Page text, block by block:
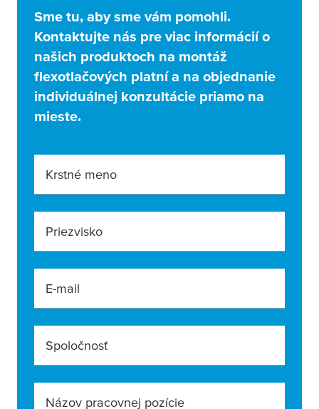
Sme tu, aby sme vám pomohli.
Kontaktujte nás pre viac informácií o
našich produktoch na montáž
flexotlačových platní a na objednanie
individuálnej konzultácie priamo na
mieste.
Krstné meno
Priezvisko
E-mail
Spoločnosť
Názov pracovnej pozície